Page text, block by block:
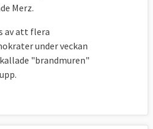
Merz.
av att flera
under veckan
"brandmuren"